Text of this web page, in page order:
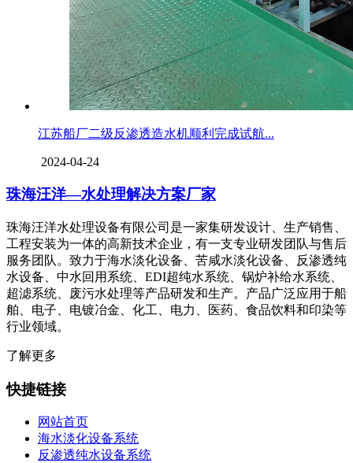
江苏船厂二级反渗透造水机顺利完成试航...
2024-04-24
珠海汪洋—水处理解决方案厂家
珠海汪洋水处理设备有限公司是一家集研发设计、生产销售、
工程安装为一体的高新技术企业，有一支专业研发团队与售后
服务团队。致力于海水淡化设备、苦咸水淡化设备、反渗透纯
水设备、中水回用系统、EDI超纯水系统、锅炉补给水系统、
超滤系统、废污水处理等产品研发和生产。产品广泛应用于船
舶、电子、电镀冶金、化工、电力、医药、食品饮料和印染等
行业领域。
了解更多
快捷链接
网站首页
海水淡化设备系统
反渗透纯水设备系统